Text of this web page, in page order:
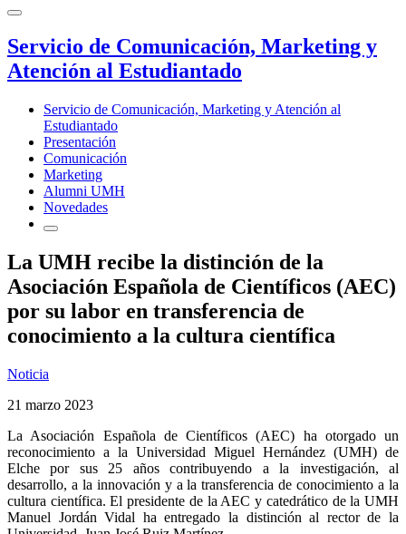
Servicio de Comunicación, Marketing y
Atención al Estudiantado
Servicio de Comunicación, Marketing y Atención al
Estudiantado
Presentación
Comunicación
Marketing
Alumni UMH
Novedades
La UMH recibe la distinción de la
Asociación Española de Científicos (AEC)
por su labor en transferencia de
conocimiento a la cultura científica
Noticia
21 marzo 2023
La Asociación Española de Científicos (AEC) ha otorgado un
reconocimiento a la Universidad Miguel Hernández (UMH) de
Elche por sus 25 años contribuyendo a la investigación, al
desarrollo, a la innovación y a la transferencia de conocimiento a la
cultura científica. El presidente de la AEC y catedrático de la UMH
Manuel Jordán Vidal ha entregado la distinción al rector de la